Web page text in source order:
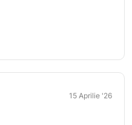
15 Aprilie '26